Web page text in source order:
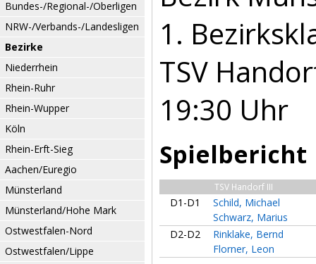
Bundes-/Regional-/Oberligen
NRW-/Verbands-/Landesligen
Bezirke
Niederrhein
Rhein-Ruhr
Rhein-Wupper
Köln
Rhein-Erft-Sieg
Aachen/Euregio
Münsterland
Münsterland/Hohe Mark
Ostwestfalen-Nord
Ostwestfalen/Lippe
1.
TSV
19:30 Uhr
Spielbericht
TSV Handorf III
D1-D1
Schild, Michael
Schwarz, Marius
D2-D2
Rinklake, Bernd
Florner, Leon